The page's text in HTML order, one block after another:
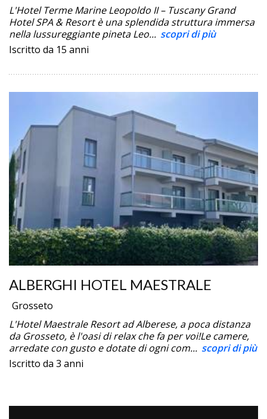
L'Hotel Terme Marine Leopoldo II – Tuscany Grand
Hotel SPA & Resort è una splendida struttura immersa
nella lussureggiante pineta Leo... scopri di più
Iscritto da 15 anni
ALBERGHI HOTEL MAESTRALE
Grosseto
L'Hotel Maestrale Resort ad Alberese, a poca distanza
da Grosseto, è l'oasi di relax che fa per voi!Le camere,
arredate con gusto e dotate di ogni com... scopri di più
Iscritto da 3 anni